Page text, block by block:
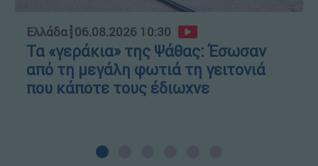
Ελλάδα┋06.08.2026 10:30
Τα «γεράκια» της Ψάθας: Έσωσαν
από τη μεγάλη φωτιά τη γειτονιά
που κάποτε τους έδιωχνε